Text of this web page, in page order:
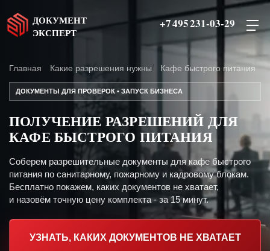
ДОКУМЕНТ
ЭКСПЕРТ
+7 495 231-03-29
Главная Какие разрешения нужны Кафе быстрого питания
ДОКУМЕНТЫ ДЛЯ ПРОВЕРОК • ЗАПУСК БИЗНЕСА
ПОЛУЧЕНИЕ РАЗРЕШЕНИЙ ДЛЯ
КАФЕ БЫСТРОГО ПИТАНИЯ
Соберем разрешительные документы для кафе быстрого
питания по санитарному, пожарному и кадровому блокам.
Бесплатно покажем, каких документов не хватает,
и назовём точную цену комплекта - за 15 минут.
УЗНАТЬ, КАКИХ ДОКУМЕНТОВ НЕ ХВАТАЕТ